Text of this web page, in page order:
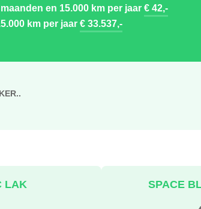
en 15.000 km per jaar€ 42,-
km per jaar€ 33.537,-
LAK SPACE